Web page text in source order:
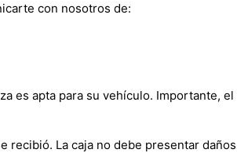
con nosotros de:
es apta para su vehículo. Importante,
recibió. La caja no debe presentar